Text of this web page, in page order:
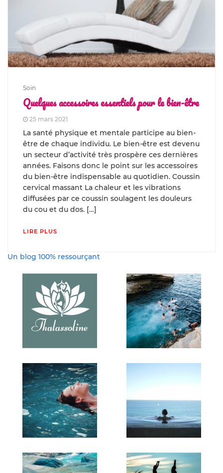
Soin
Quelques accessoires essentiels pour le bien-être
25 mars 2021
La santé physique et mentale participe au bien-
être de chaque individu. Le bien-être est devenu
un secteur d’activité très prospère ces dernières
années. Faisons donc le point sur les accessoires
du bien-être indispensable au quotidien. Coussin
cervical massant La chaleur et les vibrations
diffusées par ce coussin soulagent les douleurs
du cou et du dos. […]
LIRE PLUS
Un blog 100% ressourçant